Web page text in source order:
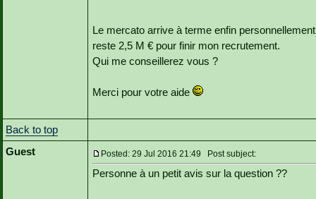
Le mercato arrive à terme enfin
reste 2,5 M € pour finir mon recrutement.
Qui me conseillerez vous ?
Merci pour votre aide
Back to top
Guest
Posted: 29 Jul 2016 21:49 Post subject:
Personne à un petit avis sur la question ??